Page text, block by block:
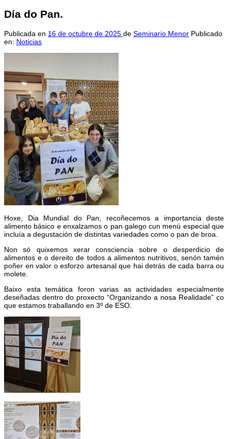
Día do Pan.
Publicada en 16 de octubre de 2025 de Seminario Menor Publicado
en: Noticias
Hoxe, Dia Mundial do Pan, recoñecemos a importancia deste
alimento básico e enxalzamos o pan galego cun menú especial que
incluía a degustación de distintas variedades como o pan de broa.
Non só quixemos xerar consciencia sobre o desperdicio de
alimentos e o dereito de todos a alimentos nutritivos, senón tamén
poñer en valor o esforzo artesanal que hai detrás de cada barra ou
molete.
Baixo esta temática foron varias as actividades especialmente
deseñadas dentro do proxecto “Organizando a nosa Realidade” co
que estamos traballando en 3º de ESO.